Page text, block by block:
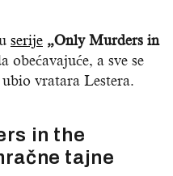
serije „Only Murders in
obećavajuće, a sve se
vratara Lestera.
in the
tajne